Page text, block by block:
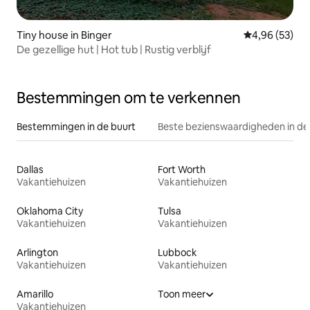
Tiny house in Binger Gemiddelde
4,96 (53)
De gezellige hut | Hot tub | Rustig verblijf
Bestemmingen om te verkennen
Bestemmingen in de buurt Beste bezienswaardigheden in
Dallas
Vakantiehuizen
Fort Worth
Vakantiehuizen
Oklahoma City
Vakantiehuizen
Tulsa
Vakantiehuizen
Arlington
Vakantiehuizen
Lubbock
Vakantiehuizen
Amarillo
Vakantiehuizen
Toon meer